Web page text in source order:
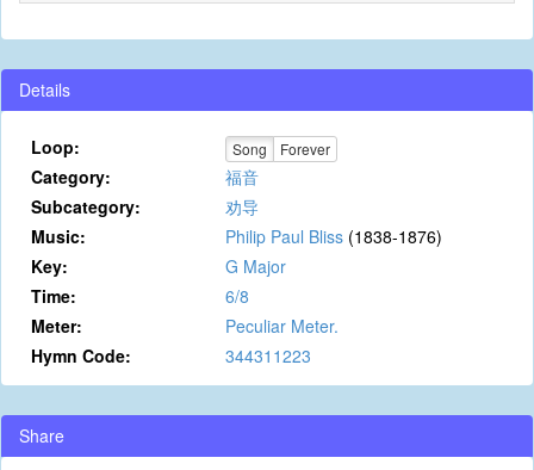
Details
Loop: Song Forever
Category:
福音
Subcategory:
劝导
Music:
Philip Paul Bliss (1838-1876)
Key:
G Major
Time:
6/8
Meter:
Peculiar Meter.
Hymn Code:
344311223
Share